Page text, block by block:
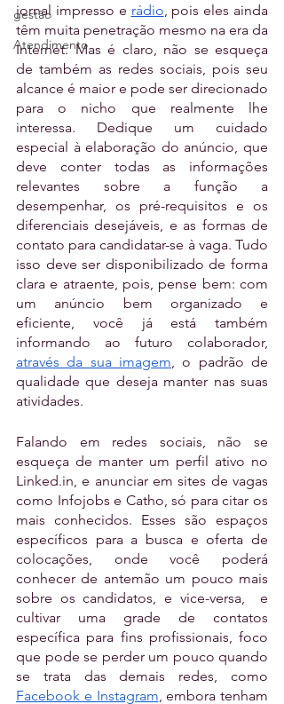
gestão
Atendimento
jornal impresso e rádio , pois eles ainda
têm muita penetração mesmo na era da
Internet. Mas é claro, não se esqueça
de também as redes sociais, pois seu
alcance é maior e pode ser direcionado
para o nicho que realmente lhe
interessa. Dedique um cuidado
especial à elaboração do anúncio, que
deve conter todas as informações
relevantes sobre a função a
desempenhar, os pré-requisitos e os
diferenciais desejáveis, e as formas de
contato para candidatar-se à vaga. Tudo
isso deve ser disponibilizado de forma
clara e atraente, pois, pense bem: com
um anúncio bem organizado e
eficiente, você já está também
através da sua imagem , o padrão de
qualidade que deseja manter nas suas
atividades.
Falando em redes sociais, não se
esqueça de manter um perfil ativo no
Linked.in, e anunciar em sites de vagas
como Infojobs e Catho, só para citar os
mais conhecidos. Esses são espaços
específicos para a busca e oferta de
colocações, onde você poderá
conhecer de antemão um pouco mais
sobre os candidatos, e vice-versa,  e
cultivar uma grade de contatos
específica para fins profissionais, foco
que pode se perder um pouco quando
Facebook e Instagram , embora tenham